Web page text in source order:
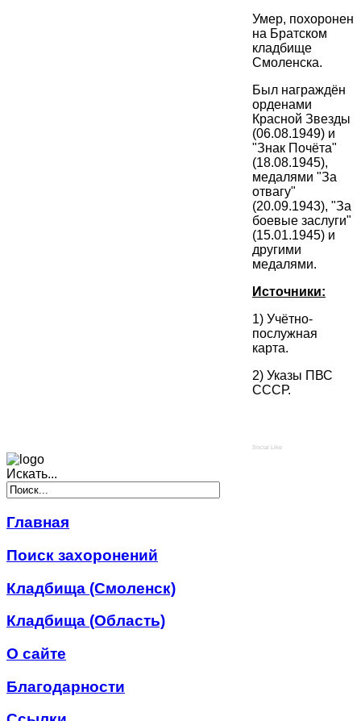
Умер, похоронен
на Братском
кладбище
Смоленска.
Был награждён
орденами
Красной Звезды
(06.08.1949) и
"Знак Почёта"
(18.08.1945),
медалями "За
отвагу"
(20.09.1943), "За
боевые заслуги"
(15.01.1945) и
другими
медалями.
Источники:
1) Учётно-
послужная
карта.
2) Указы ПВС
СССР.
Social Like
Искать...
Главная
Поиск захоронений
Кладбища (Смоленск)
Кладбища (Область)
О сайте
Благодарности